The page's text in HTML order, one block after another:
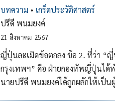
บทความ • เกร็ดประวัติศาสตร์
ปรีดี พนมยงค์
21 สิงหาคม 2567
ญี่ปุ่นละเมิดข้อตกลง ข้อ 2. ที่ว่า “
กรุงเทพฯ” คือ ฝ่ายกองทัพญี่ปุ่นได้
นายปรีดี พนมยงค์ได้ถูกผลักให้เป็น